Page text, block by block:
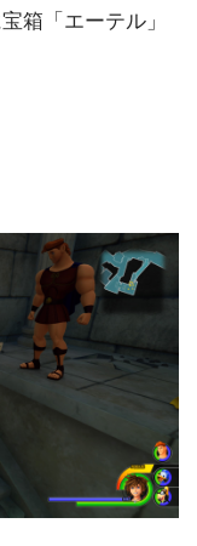
箱「エーテル」